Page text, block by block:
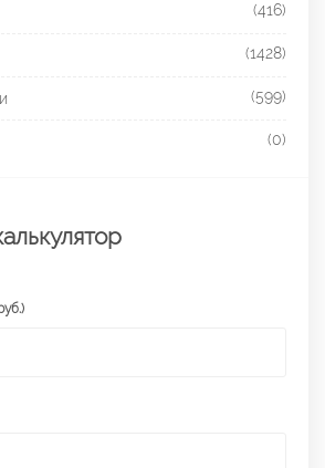
(416)
(1428)
(599)
(0)